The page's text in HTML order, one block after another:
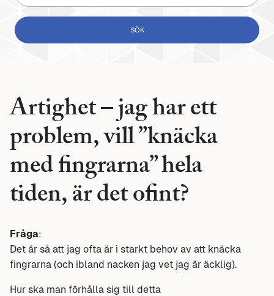
Artighet – jag har ett
problem, vill ”knäcka
med fingrarna” hela
tiden, är det ofint?
Fråga:
Det är så att jag ofta är i starkt behov av att knäcka
fingrarna (och ibland nacken jag vet jag är äcklig).
Hur ska man förhålla sig till detta